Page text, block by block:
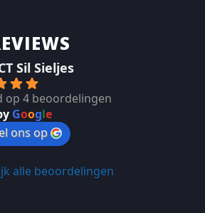
Sil Sieljes
op 4 beoordelingen
Google
ons op
alle beoordelingen